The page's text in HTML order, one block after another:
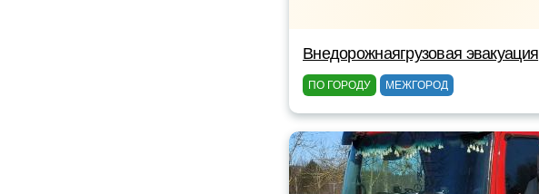
Внедорожнаягрузовая эвакуация
ПО ГОРОДУ МЕЖГОРОД